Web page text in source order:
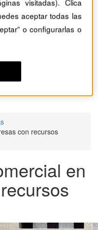
con recursos
en
aceptar todas las
o configurarlas o